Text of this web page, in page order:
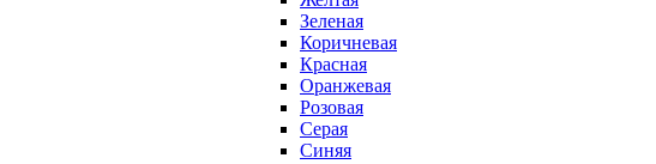
Зеленая
Коричневая
Красная
Оранжевая
Розовая
Серая
Синяя